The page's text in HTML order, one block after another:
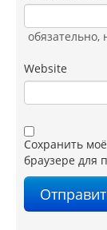
обязательно,
Website
Сохранить
браузере для